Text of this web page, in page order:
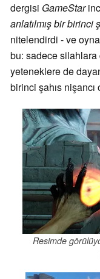
dergisi GameStar
anlatılmış bir birinci
nitelendirdi - ve
bu: sadece silahlara
yeteneklere de
birinci şahıs nişancı
Resimde